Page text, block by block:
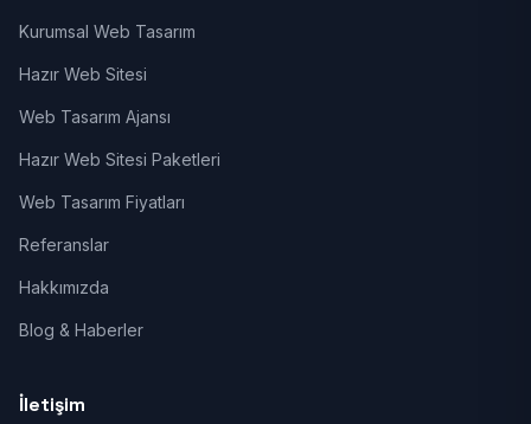
Kurumsal Web Tasarım
Hazır Web Sitesi
Web Tasarım Ajansı
Hazır Web Sitesi Paketleri
Web Tasarım Fiyatları
Referanslar
Hakkımızda
Blog & Haberler
İletişim